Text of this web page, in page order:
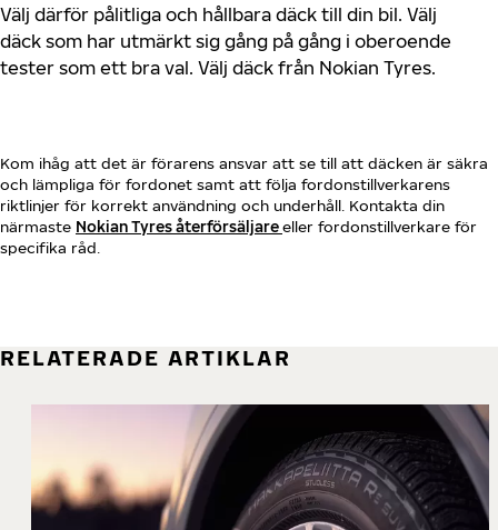
Välj därför pålitliga och hållbara däck till din bil. Välj
däck som har utmärkt sig gång på gång i oberoende
tester som ett bra val. Välj däck från Nokian Tyres.
Kom ihåg att det är förarens ansvar att se till att däcken är säkra
och lämpliga för fordonet samt att följa fordonstillverkarens
riktlinjer för korrekt användning och underhåll. Kontakta din
närmaste Nokian Tyres återförsäljareeller fordonstillverkare för
specifika råd.
RELATERADE ARTIKLAR